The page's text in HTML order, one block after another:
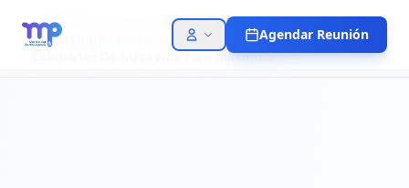
Blog
Como Implementar La Estrategia De Test A B En
Campanas De Meta Ads Para Maximiza
Agendar Reunión